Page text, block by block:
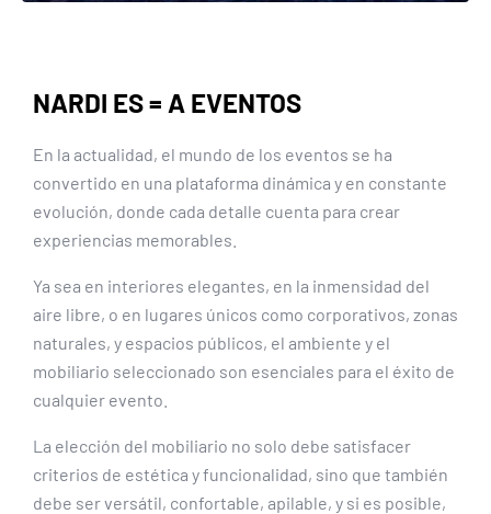
NARDI ES = A EVENTOS
En la actualidad, el mundo de los eventos se ha
convertido en una plataforma dinámica y en constante
evolución, donde cada detalle cuenta para crear
experiencias memorables.
Ya sea en interiores elegantes, en la inmensidad del
aire libre, o en lugares únicos como corporativos, zonas
naturales, y espacios públicos, el ambiente y el
mobiliario seleccionado son esenciales para el éxito de
cualquier evento.
La elección del mobiliario no solo debe satisfacer
criterios de estética y funcionalidad, sino que también
debe ser versátil, confortable, apilable, y si es posible,